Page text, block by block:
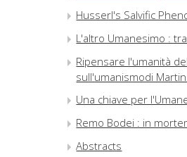
Husserl's Salvific
L'altro Umanesimo :
Ripensare l'umanità
sull'umanismodi
Una chiave per
Remo Bodei : in
Abstracts